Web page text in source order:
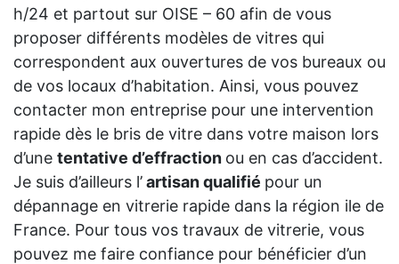
h/24 et partout sur OISE – 60 afin de vous
proposer différents modèles de vitres qui
correspondent aux ouvertures de vos bureaux ou
de vos locaux d’habitation. Ainsi, vous pouvez
contacter mon entreprise pour une intervention
rapide dès le bris de vitre dans votre maison lors
d’une tentative d’effraction ou en cas d’accident.
Je suis d’ailleurs l’artisan qualifié pour un
dépannage en vitrerie rapide dans la région ile de
France. Pour tous vos travaux de vitrerie, vous
pouvez me faire confiance pour bénéficier d’un